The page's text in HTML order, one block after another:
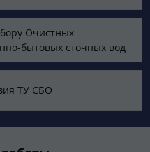
Очистных
бытовых сточных вод
ТУ СБО